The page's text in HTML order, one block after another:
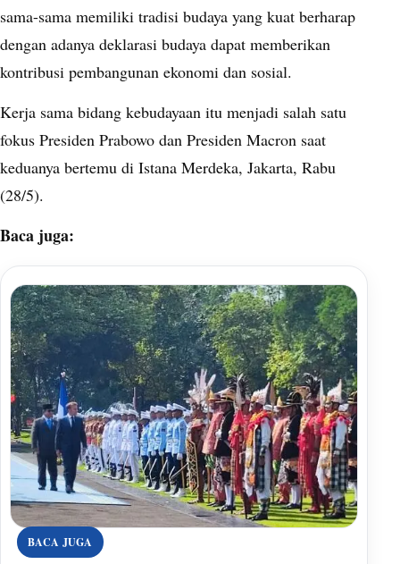
sama-sama memiliki tradisi budaya yang kuat berharap
dengan adanya deklarasi budaya dapat memberikan
kontribusi pembangunan ekonomi dan sosial.
Kerja sama bidang kebudayaan itu menjadi salah satu
fokus Presiden Prabowo dan Presiden Macron saat
keduanya bertemu di Istana Merdeka, Jakarta, Rabu
(28/5).
Baca juga:
BACA JUGA